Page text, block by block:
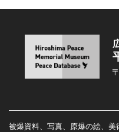
被爆資料、写真、原爆の絵、